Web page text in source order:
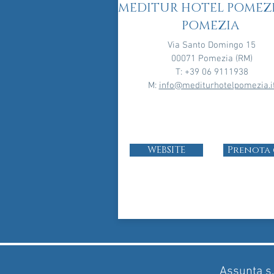
MEDITUR HOTEL
POMEZIA
Via Santo Domingo 15
00071 Pomezia (RM)
T: +39 06 9111938
M:
WEBSITE Prenota